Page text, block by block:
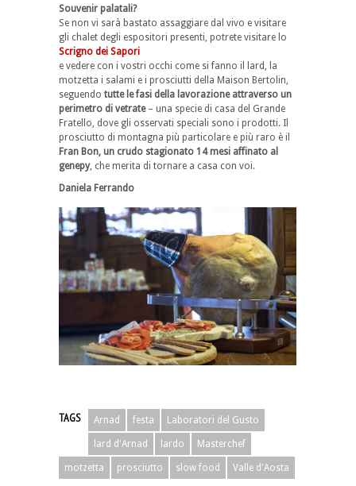
Souvenir palatali?
Se non vi sarà bastato assaggiare dal vivo e visitare
gli chalet degli espositori presenti, potrete visitare lo
Scrigno dei Sapori
e vedere con i vostri occhi come si fanno il lard, la
motzetta i salami e i prosciutti della Maison Bertolin,
seguendo tutte le fasi della lavorazione attraverso un
perimetro di vetrate– una specie di casa del Grande
Fratello, dove gli osservati speciali sono i prodotti. Il
prosciutto di montagna più particolare e più raro è il
Fran Bon, un crudo stagionato 14 mesi affinato al
genepy, che merita di tornare a casa con voi.
Daniela Ferrando
TAGS Arnad festa Laboratori del Gusto
lard d'Arnad lardo Masterchef
motzetta prosciutto slow food Valle d'Aosta